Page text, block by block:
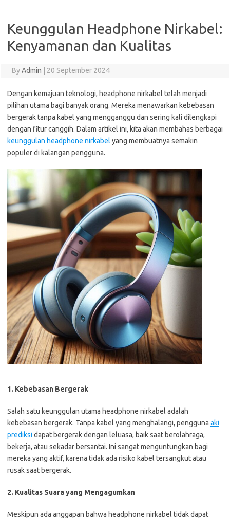
Keunggulan Headphone Nirkabel:
Kenyamanan dan Kualitas
ByAdmin 20 September 2024
Dengan kemajuan teknologi, headphone nirkabel telah menjadi
pilihan utama bagi banyak orang. Mereka menawarkan kebebasan
bergerak tanpa kabel yang mengganggu dan sering kali dilengkapi
dengan fitur canggih. Dalam artikel ini, kita akan membahas berbagai
keunggulan headphone nirkabel yang membuatnya semakin
populer di kalangan pengguna.
1. Kebebasan Bergerak
Salah satu keunggulan utama headphone nirkabel adalah
kebebasan bergerak. Tanpa kabel yang menghalangi, pengguna aki
prediksi dapat bergerak dengan leluasa, baik saat berolahraga,
bekerja, atau sekadar bersantai. Ini sangat menguntungkan bagi
mereka yang aktif, karena tidak ada risiko kabel tersangkut atau
rusak saat bergerak.
2. Kualitas Suara yang Mengagumkan
Meskipun ada anggapan bahwa headphone nirkabel tidak dapat